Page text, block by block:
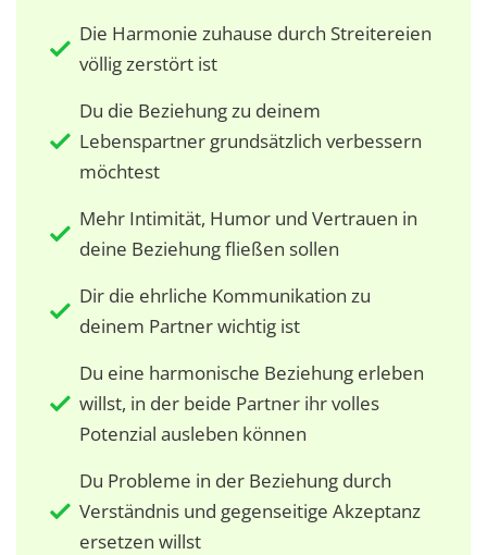
Die Harmonie zuhause durch Streitereien
völlig zerstört ist
Du die Beziehung zu deinem
Lebenspartner grundsätzlich verbessern
möchtest
Mehr Intimität, Humor und Vertrauen in
deine Beziehung fließen sollen
Dir die ehrliche Kommunikation zu
deinem Partner wichtig ist
Du eine harmonische Beziehung erleben
willst, in der beide Partner ihr volles
Potenzial ausleben können
Du Probleme in der Beziehung durch
Verständnis und gegenseitige Akzeptanz
ersetzen willst